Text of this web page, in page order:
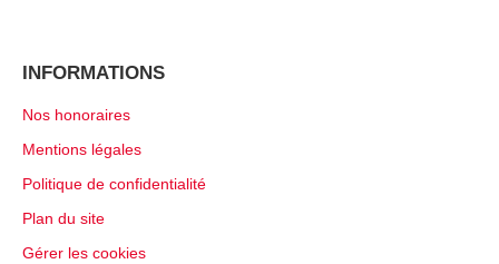
INFORMATIONS
Nos honoraires
Mentions légales
Politique de confidentialité
Plan du site
Gérer les cookies